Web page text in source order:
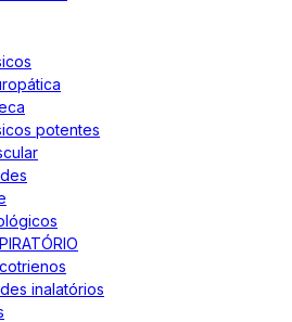
potentes
inalatórios